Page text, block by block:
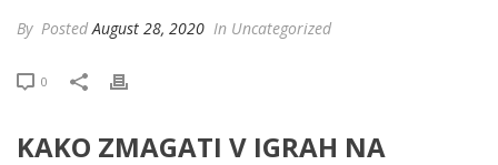
By PostedAugust 28, 2020 In Uncategorized
0
KAKO ZMAGATI V IGRAH NA